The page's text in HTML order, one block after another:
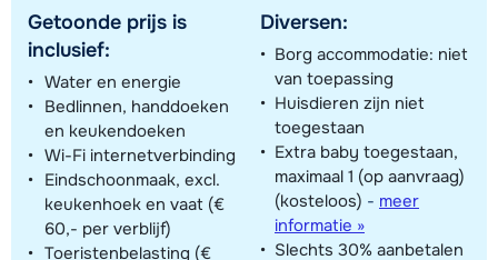
Getoonde prijs is
inclusief:
Water en energie
Bedlinnen, handdoeken
en keukendoeken
Wi-Fi internetverbinding
Eindschoonmaak, excl.
keukenhoek en vaat (€
60,- per verblijf)
Toeristenbelasting (€
Diversen:
Borg accommodatie: niet
van toepassing
Huisdieren zijn niet
toegestaan
Extra baby toegestaan,
maximaal 1 (op aanvraag)
(kosteloos) - meer
informatie »
Slechts 30% aanbetalen